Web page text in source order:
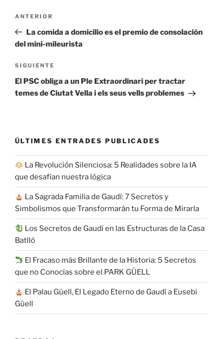
Navegación
entradas
Entrada
anterior:
ANTERIOR
La comida a domicilio es el premio de consolación
del mini-mileurista
Siguiente
entrada
SIGUIENTE
El PSC obliga a un Ple Extraordinari per tractar
temes de Ciutat Vella i els seus vells problemes
ÚLTIMES ENTRADES PUBLICADES
La Revolución Silenciosa: 5 Realidades sobre la IA
que desafían nuestra lógica
La Sagrada Familia de Gaudí: 7 Secretos y
Simbolismos que Transformarán tu Forma de Mirarla
Los Secretos de Gaudí en las Estructuras de la Casa
Batlló
El Fracaso más Brillante de la Historia: 5 Secretos
que no Conocías sobre el PARK GÜELL
El Palau Güell, El Legado Eterno de Gaudí a Eusebi
Güell